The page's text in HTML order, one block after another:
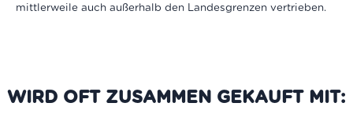
mittlerweile auch außerhalb den Landesgrenzen vertrieben.
WIRD OFT ZUSAMMEN GEKAUFT MIT: